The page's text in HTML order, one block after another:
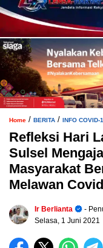
Home / BERITA / INFO COVID-
Refleksi Hari
Sulsel
Masyarakat
Melawan
Ir Berlianta
-
Selasa, 1 Juni 2021